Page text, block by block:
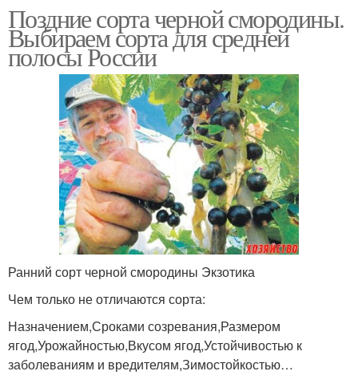
Поздние сорта черной смородины.
Выбираем сорта для средней
полосы России
Ранний сорт черной смородины Экзотика
Чем только не отличаются сорта:
Назначением,Сроками созревания,Размером
ягод,Урожайностью,Вкусом ягод,Устойчивостью к
заболеваниям и вредителям,Зимостойкостью…